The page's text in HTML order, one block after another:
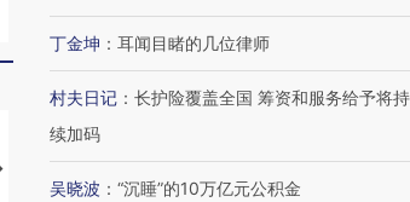
【推广】走进第四届链博
会，让数智科技“链”接产
【特别呈现】寻找100种
丁金坤 ： 耳闻目睹的几位律师
村夫日记 ： 长护险覆盖全国 筹资和服务给予将持
续加码
吴晓波 ： “沉睡”的10万亿元公积金